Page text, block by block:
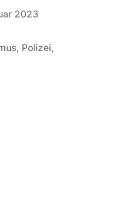
2023
, Polizei,